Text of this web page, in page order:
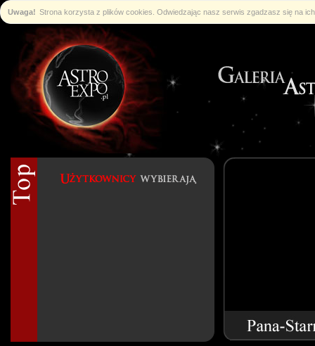
Uwaga! Strona korzysta z plików cookies. Odwiedzając nasz serwis zgadzasz się na